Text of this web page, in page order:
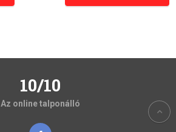
10/10
Az online talponálló